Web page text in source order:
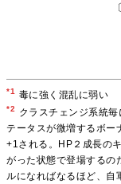
〔
*1 毒に強く混乱に弱い
*2
クラスチェンジ系統
テータスが微増するボー
+1される。HP２成長の
がった状態で登場するの
ルになればなるほど、自